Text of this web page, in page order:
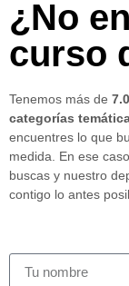
¿No
curso
Tenemos más de
categorías
encuentres lo que
medida. En ese
buscas y nuestro
contigo lo antes